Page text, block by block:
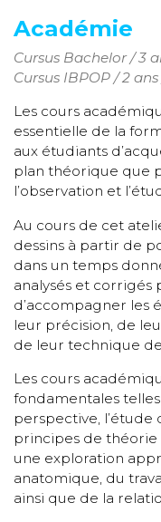
Académie
Cursus Bachelor / 3
Cursus IBPOP / 2
Les cours
essentielle de la
aux étudiants
plan théorique que
l’observation et
Au cours de cet
dessins à partir de
dans un temps
analysés et corrigés
d’accompagner les
leur précision, de
de leur technique de
Les cours
fondamentales
perspective, l’étude
principes de
une exploration
anatomique, du
ainsi que de la